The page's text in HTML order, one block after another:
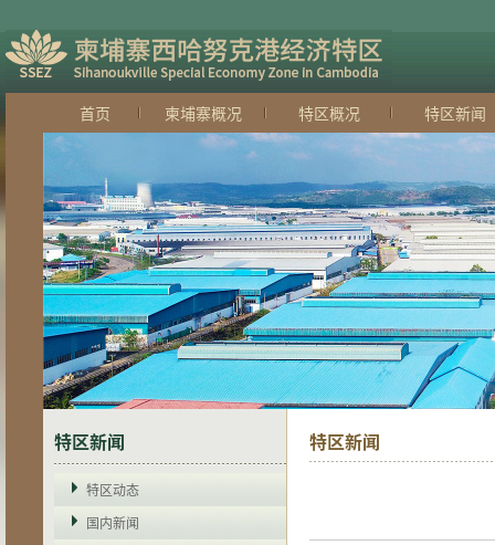
首页 柬埔寨概况 特区概况 特区新闻
特区新闻
特区动态
国内新闻
特区新闻